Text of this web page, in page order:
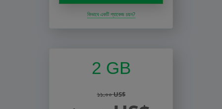
কিভাবে একটি প্যাকেজ চয়ন?
2 GB
১১.০০ US$